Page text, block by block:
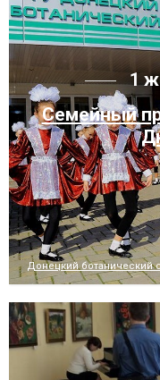
1
Семейный
Донецкий ботанический